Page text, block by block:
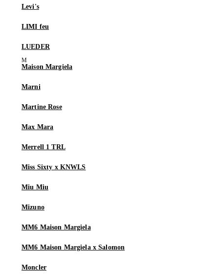
Levi's
LIMI feu
LUEDER
Maison Margiela
Marni
Martine Rose
Max Mara
Merrell 1 TRL
Miss Sixty x KNWLS
Miu Miu
Mizuno
MM6 Maison Margiela
MM6 Maison Margiela x Salomon
Moncler